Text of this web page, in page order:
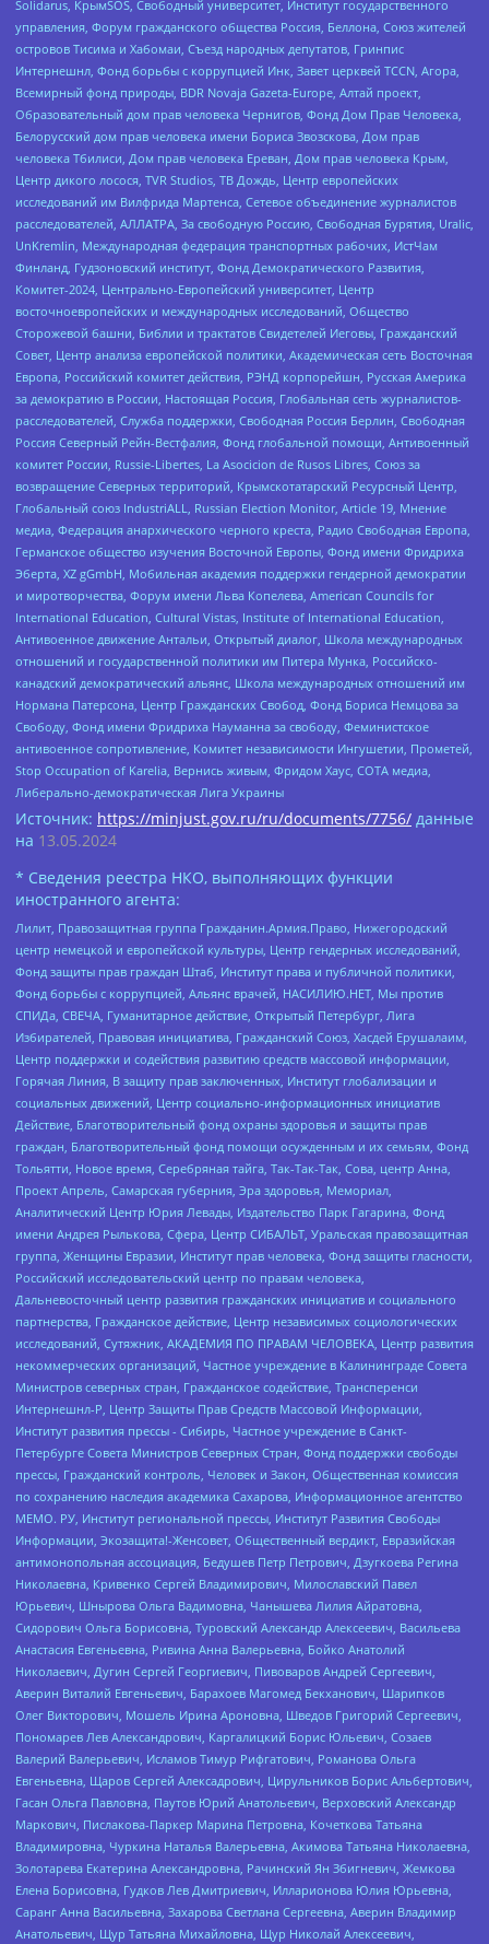
Solidarus, КрымSOS, Свободный университет, Институт государственного
управления, Форум гражданского общества Россия, Беллона, Союз жителей
островов Тисима и Хабомаи, Съезд народных депутатов, Гринпис
Интернешнл, Фонд борьбы с коррупцией Инк, Завет церквей TCCN, Агора,
Всемирный фонд природы, BDR Novaja Gazeta-Europe, Алтай проект,
Образовательный дом прав человека Чернигов, Фонд Дом Прав Человека,
Белорусский дом прав человека имени Бориса Звозскова, Дом прав
человека Тбилиси, Дом прав человека Ереван, Дом прав человека Крым,
Центр дикого лосося, TVR Studios, ТВ Дождь, Центр европейских
исследований им Вилфрида Мартенса, Сетевое объединение журналистов
расследователей, АЛЛАТРА, За свободную Россию, Свободная Бурятия, Uralic,
UnKremlin, Международная федерация транспортных рабочих, ИстЧам
Финланд, Гудзоновский институт, Фонд Демократического Развития,
Комитет-2024, Центрально-Европейский университет, Центр
восточноевропейских и международных исследований, Общество
Сторожевой башни, Библии и трактатов Свидетелей Иеговы, Гражданский
Совет, Центр анализа европейской политики, Академическая сеть Восточная
Европа, Российский комитет действия, РЭНД корпорейшн, Русская Америка
за демократию в России, Настоящая Россия, Глобальная сеть журналистов-
расследователей, Служба поддержки, Свободная Россия Берлин, Свободная
Россия Северный Рейн-Вестфалия, Фонд глобальной помощи, Антивоенный
комитет России, Russie-Libertes, La Asocicion de Rusos Libres, Союз за
возвращение Северных территорий, Крымскотатарский Ресурсный Центр,
Глобальный союз IndustriALL, Russian Election Monitor, Article 19, Мнение
медиа, Федерация анархического черного креста, Радио Свободная Европа,
Германское общество изучения Восточной Европы, Фонд имени Фридриха
Эберта, XZ gGmbH, Мобильная академия поддержки гендерной демократии
и миротворчества, Форум имени Льва Копелева, American Councils for
International Education, Cultural Vistas, Institute of International Education,
Антивоенное движение Антальи, Открытый диалог, Школа международных
отношений и государственной политики им Питера Мунка, Российско-
канадский демократический альянс, Школа международных отношений им
Нормана Патерсона, Центр Гражданских Свобод, Фонд Бориса Немцова за
Свободу, Фонд имени Фридриха Науманна за свободу, Феминистское
антивоенное сопротивление, Комитет независимости Ингушетии, Прометей,
Stop Occupation of Karelia, Вернись живым, Фридом Хаус, СОТА медиа,
Либерально-демократическая Лига Украины
Источник: https://minjust.gov.ru/ru/documents/7756/ данные
на 13.05.2024
* Сведения реестра НКО, выполняющих функции
иностранного агента:
Лилит, Правозащитная группа Гражданин.Армия.Право, Нижегородский
центр немецкой и европейской культуры, Центр гендерных исследований,
Фонд защиты прав граждан Штаб, Институт права и публичной политики,
Фонд борьбы с коррупцией, Альянс врачей, НАСИЛИЮ.НЕТ, Мы против
СПИДа, СВЕЧА, Гуманитарное действие, Открытый Петербург, Лига
Избирателей, Правовая инициатива, Гражданский Союз, Хасдей Ерушалаим,
Центр поддержки и содействия развитию средств массовой информации,
Горячая Линия, В защиту прав заключенных, Институт глобализации и
социальных движений, Центр социально-информационных инициатив
Действие, Благотворительный фонд охраны здоровья и защиты прав
граждан, Благотворительный фонд помощи осужденным и их семьям, Фонд
Тольятти, Новое время, Серебряная тайга, Так-Так-Так, Сова, центр Анна,
Проект Апрель, Самарская губерния, Эра здоровья, Мемориал,
Аналитический Центр Юрия Левады, Издательство Парк Гагарина, Фонд
имени Андрея Рылькова, Сфера, Центр СИБАЛЬТ, Уральская правозащитная
группа, Женщины Евразии, Институт прав человека, Фонд защиты гласности,
Российский исследовательский центр по правам человека,
Дальневосточный центр развития гражданских инициатив и социального
партнерства, Гражданское действие, Центр независимых социологических
исследований, Сутяжник, АКАДЕМИЯ ПО ПРАВАМ ЧЕЛОВЕКА, Центр развития
некоммерческих организаций, Частное учреждение в Калининграде Совета
Министров северных стран, Гражданское содействие, Трансперенси
Интернешнл-Р, Центр Защиты Прав Средств Массовой Информации,
Институт развития прессы - Сибирь, Частное учреждение в Санкт-
Петербурге Совета Министров Северных Стран, Фонд поддержки свободы
прессы, Гражданский контроль, Человек и Закон, Общественная комиссия
по сохранению наследия академика Сахарова, Информационное агентство
МЕМО. РУ, Институт региональной прессы, Институт Развития Свободы
Информации, Экозащита!-Женсовет, Общественный вердикт, Евразийская
антимонопольная ассоциация, Бедушев Петр Петрович, Дзугкоева Регина
Николаевна, Кривенко Сергей Владимирович, Милославский Павел
Юрьевич, Шнырова Ольга Вадимовна, Чанышева Лилия Айратовна,
Сидорович Ольга Борисовна, Туровский Александр Алексеевич, Васильева
Анастасия Евгеньевна, Ривина Анна Валерьевна, Бойко Анатолий
Николаевич, Дугин Сергей Георгиевич, Пивоваров Андрей Сергеевич,
Аверин Виталий Евгеньевич, Барахоев Магомед Бекханович, Шарипков
Олег Викторович, Мошель Ирина Ароновна, Шведов Григорий Сергеевич,
Пономарев Лев Александрович, Каргалицкий Борис Юльевич, Созаев
Валерий Валерьевич, Исламов Тимур Рифгатович, Романова Ольга
Евгеньевна, Щаров Сергей Алексадрович, Цирульников Борис Альбертович,
Гасан Ольга Павловна, Паутов Юрий Анатольевич, Верховский Александр
Маркович, Пислакова-Паркер Марина Петровна, Кочеткова Татьяна
Владимировна, Чуркина Наталья Валерьевна, Акимова Татьяна Николаевна,
Золотарева Екатерина Александровна, Рачинский Ян Збигневич, Жемкова
Елена Борисовна, Гудков Лев Дмитриевич, Илларионова Юлия Юрьевна,
Саранг Анна Васильевна, Захарова Светлана Сергеевна, Аверин Владимир
Анатольевич, Щур Татьяна Михайловна, Щур Николай Алексеевич,